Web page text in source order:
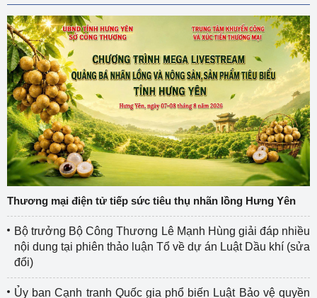
Thương mại điện tử tiếp sức tiêu thụ nhãn lồng Hưng Yên
Bộ trưởng Bộ Công Thương Lê Mạnh Hùng giải đáp nhiều
nội dung tại phiên thảo luận Tổ về dự án Luật Dầu khí (sửa
đổi)
Ủy ban Cạnh tranh Quốc gia phổ biến Luật Bảo vệ quyền